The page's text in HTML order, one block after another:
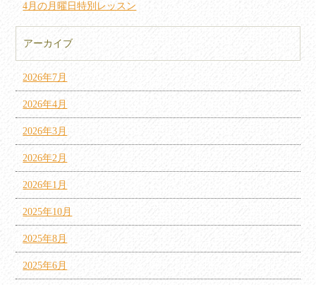
4月の月曜日特別レッスン
アーカイブ
2026年7月
2026年4月
2026年3月
2026年2月
2026年1月
2025年10月
2025年8月
2025年6月